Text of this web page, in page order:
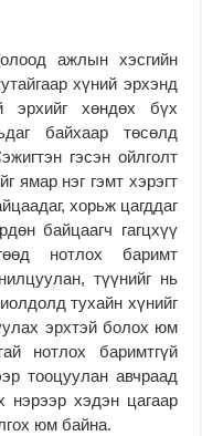
ажлын хэсгийн
хүний эрхэнд
эрхийг хөндөх бүх
байхаар төсөлд
гэсэн ойлголт
ямар нэг гэмт хэрэгт
хорьж цагддаг
байцаагч гагцхүү
нотлох баримт
түүнийг нь
тухайн хүнийг
эрхтэй болох юм
нотлох баримтгүй
тооцуулан авчраад
нэрээр хэдэн цагаар
юм байна.